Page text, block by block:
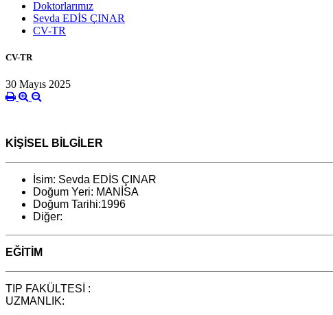
Doktorlarımız
Sevda EDİS ÇINAR
CV-TR
CV-TR
30 Mayıs 2025
KİŞİSEL BİLGİLER
İsim: Sevda EDİS ÇINAR
Doğum Yeri: MANİSA
Doğum Tarihi:1996
Diğer:
EĞİTİM
TIP FAKÜLTESİ :
UZMANLIK: